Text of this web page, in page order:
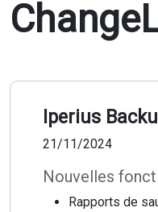
Iperius
21/11/2024
Nouvelles
Rapports de